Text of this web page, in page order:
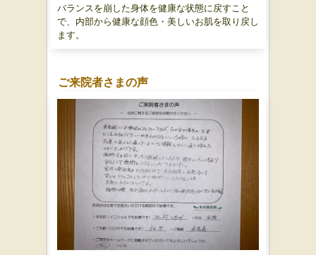
バランスを崩した身体を健康な状態に戻すこと
で、内部から健康な顔色・美しいお肌を取り戻し
ます。
ご来院者さまの声